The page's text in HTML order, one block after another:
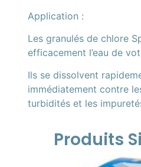
Application :
Les granulés de chlore
efficacement l’eau de
Ils se dissolvent
immédiatement contre
turbidités et les
Produits